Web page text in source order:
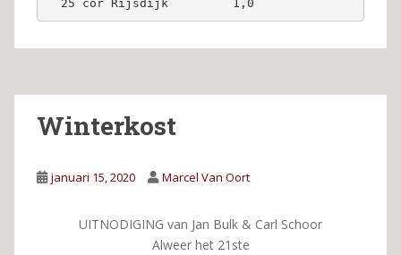
  25 cor Rijsdijk         1,0
Winterkost
januari 15, 2020 Marcel Van Oort
UITNODIGING van Jan Bulk & Carl Schoor
Alweer het 21ste